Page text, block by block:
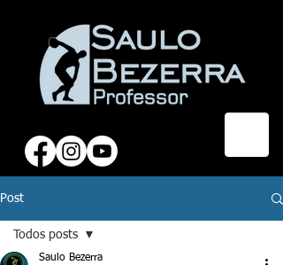
Post
Todos posts
Saulo Bezerra